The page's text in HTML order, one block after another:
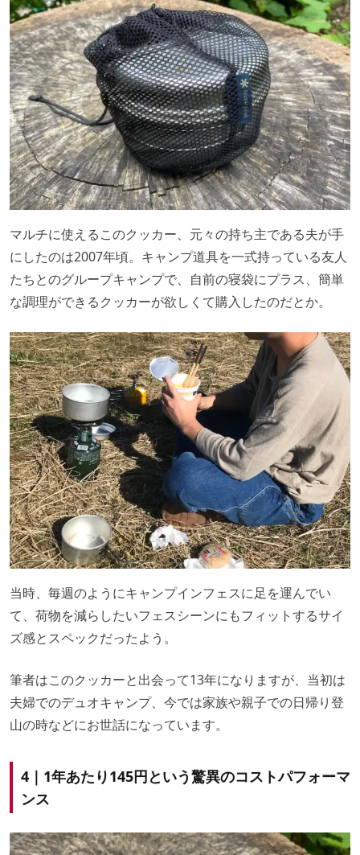
マルチに使えるこのクッカー、元々の持ち主である夫が手
にしたのは2007年頃。キャンプ道具を一式持っている友人
たちとのグループキャンプで、自前の寝袋にプラス、簡単
な調理ができるクッカーが欲しくて購入したのだとか。
当時、毎週のようにキャンプインフェスに足を運んでい
て、荷物を減らしたいフェスシーンにもフィットするサイ
ズ感とスペックだったよう。
筆者はこのクッカーと出会って13年になりますが、当初は
夫婦でのデュオキャンプ、今では家族や親子での日帰り登
山の時などにお世話になっています。
4｜ 1年あたり145円という驚異のコストパフォーマ
ンス